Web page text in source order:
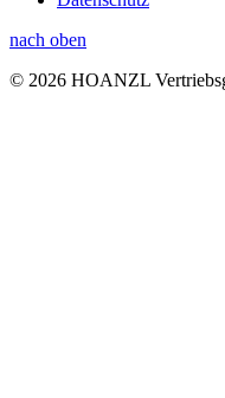
nach oben
© 2026 HOANZL